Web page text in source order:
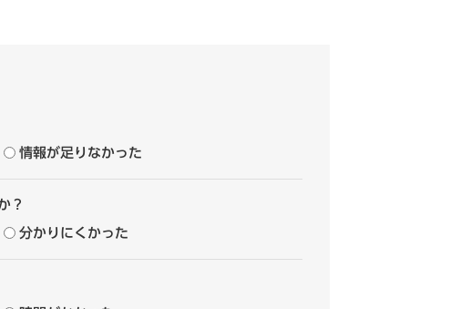
情報が足りなかった
？
分かりにくかった